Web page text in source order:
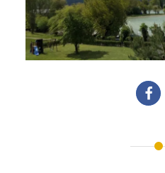
Beitragsnavigation